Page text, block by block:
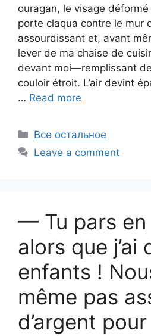
ouragan, le visage
porte claqua contre le mur
assourdissant et, avant
lever de ma chaise de
devant moi—remplissant
couloir étroit. L’air devint
… Read more
Categories
Все остальное
Leave a comment
— Tu pars en
alors que j’ai
enfants !
même pas
d’argent